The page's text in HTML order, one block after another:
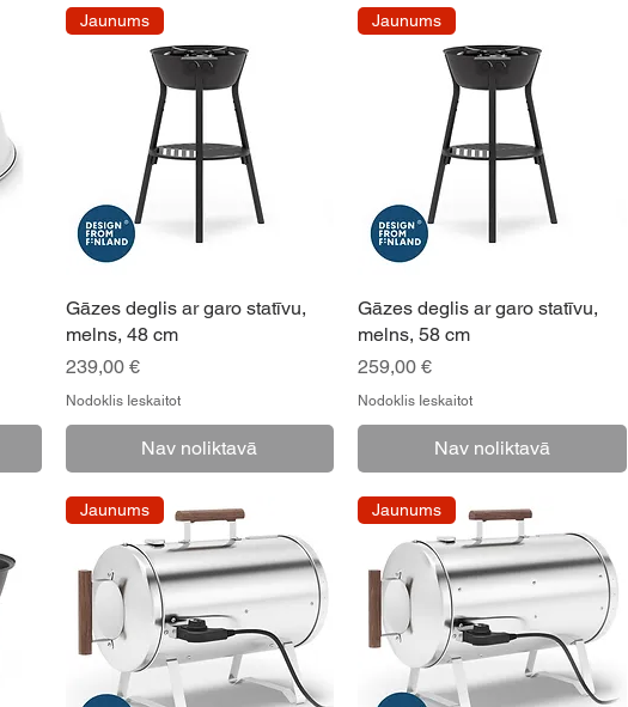
Jaunums
Gāzes deglis ar garo statīvu,
melns, 48 cm
Cena
239,00 €
Nodoklis Ieskaitot
Nav noliktavā
Jaunums
Gāzes deglis ar garo statīvu,
melns, 58 cm
Cena
259,00 €
Nodoklis Ieskaitot
Nav noliktavā
Jaunums Jaunums